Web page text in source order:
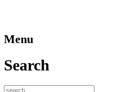
Menu
Search